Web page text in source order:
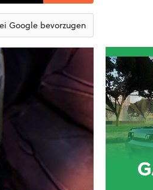
Google bevorzugen